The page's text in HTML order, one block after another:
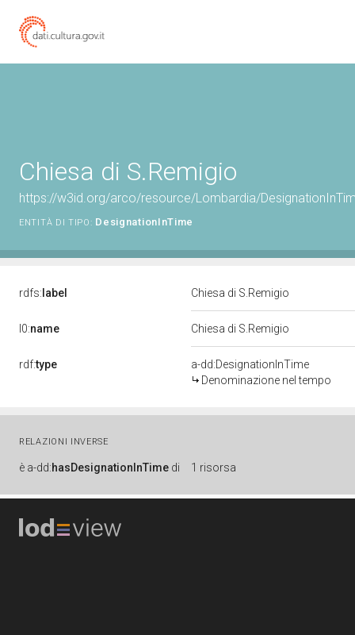
Chiesa di S.Remigio
https://w3id.org/arco/resource/Lombardia/
ENTITÀ DI TIPO: DesignationInTime
rdfs: label Chiesa di S.Remigio
l0:name Chiesa di S.Remigio
rdf:type
a-dd:DesignationInTime
Denominazione nel tempo
RELAZIONI INVERSE
è a-dd:hasDesignationInTime di 1 risorsa